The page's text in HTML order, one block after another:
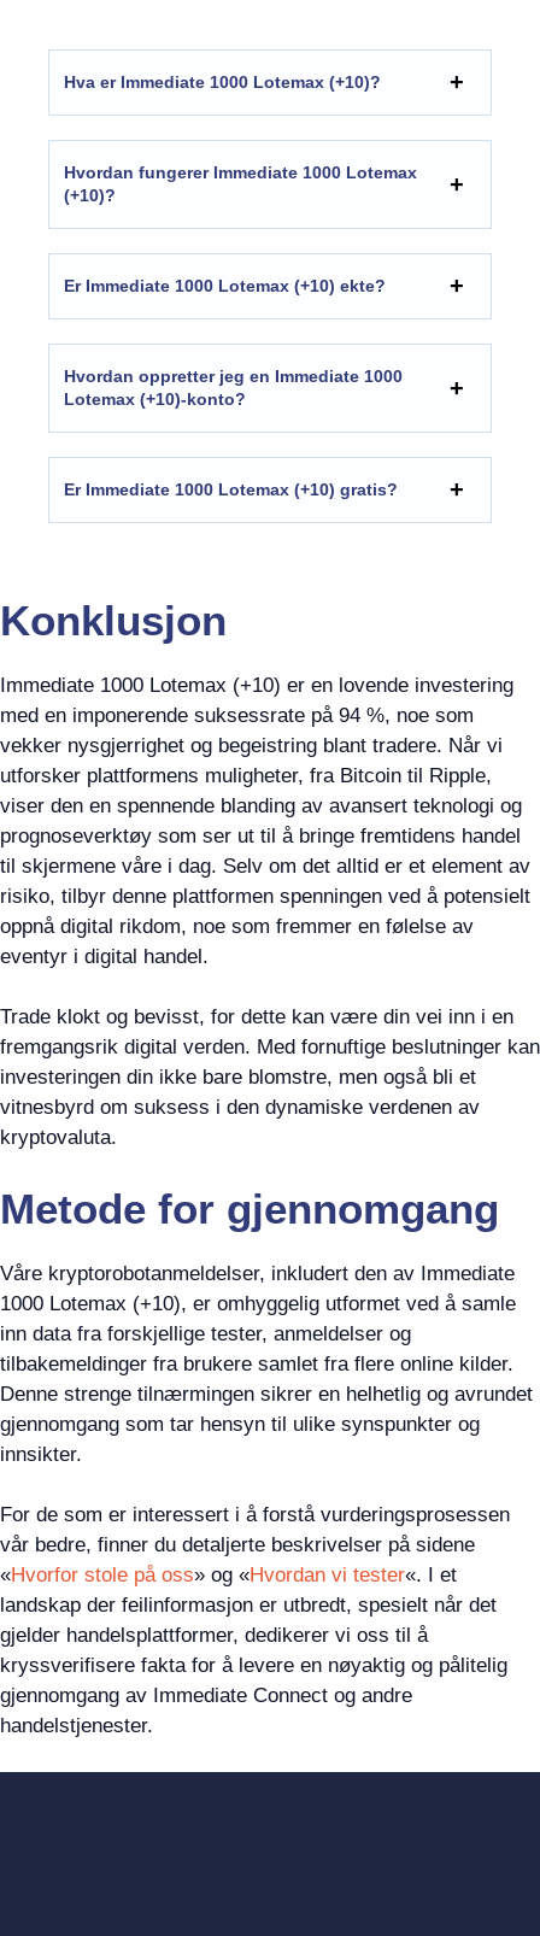
Hva er Immediate 1000 Lotemax (+10)?
Hvordan fungerer Immediate 1000 Lotemax
(+10)?
Er Immediate 1000 Lotemax (+10) ekte?
Hvordan oppretter jeg en Immediate 1000
Lotemax (+10)-konto?
Er Immediate 1000 Lotemax (+10) gratis?
Konklusjon
Immediate 1000 Lotemax (+10) er en lovende investering
med en imponerende suksessrate på 94 %, noe som
vekker nysgjerrighet og begeistring blant tradere. Når vi
utforsker plattformens muligheter, fra Bitcoin til Ripple,
viser den en spennende blanding av avansert teknologi og
prognoseverktøy som ser ut til å bringe fremtidens handel
til skjermene våre i dag. Selv om det alltid er et element av
risiko, tilbyr denne plattformen spenningen ved å potensielt
oppnå digital rikdom, noe som fremmer en følelse av
eventyr i digital handel.
Trade klokt og bevisst, for dette kan være din vei inn i en
fremgangsrik digital verden. Med fornuftige beslutninger kan
investeringen din ikke bare blomstre, men også bli et
vitnesbyrd om suksess i den dynamiske verdenen av
kryptovaluta.
Metode for gjennomgang
Våre kryptorobotanmeldelser, inkludert den av Immediate
1000 Lotemax (+10), er omhyggelig utformet ved å samle
inn data fra forskjellige tester, anmeldelser og
tilbakemeldinger fra brukere samlet fra flere online kilder.
Denne strenge tilnærmingen sikrer en helhetlig og avrundet
gjennomgang som tar hensyn til ulike synspunkter og
innsikter.
For de som er interessert i å forstå vurderingsprosessen
vår bedre, finner du detaljerte beskrivelser på sidene
«Hvorfor stole på oss» og «Hvordan vi tester«. I et
landskap der feilinformasjon er utbredt, spesielt når det
gjelder handelsplattformer, dedikerer vi oss til å
kryssverifisere fakta for å levere en nøyaktig og pålitelig
gjennomgang av Immediate Connect og andre
handelstjenester.